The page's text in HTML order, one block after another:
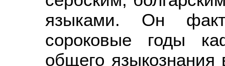
языками. Он
сороковые годы
общего языкознания